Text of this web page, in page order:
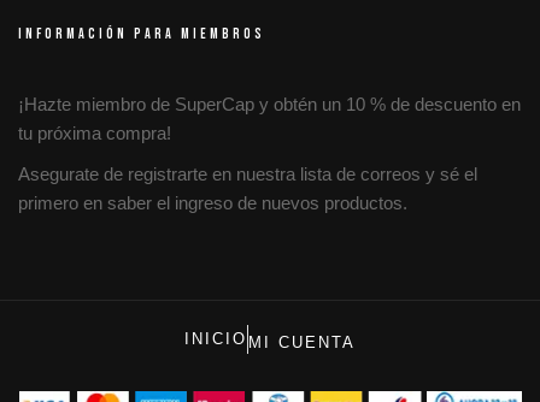
INFORMACIÓN PARA MIEMBROS
¡Hazte miembro de SuperCap y obtén un 10 % de descuento en
tu próxima compra!
Asegurate de registrarte en nuestra lista de correos y sé el
primero en saber el ingreso de nuevos productos.
INICIO MI CUENTA